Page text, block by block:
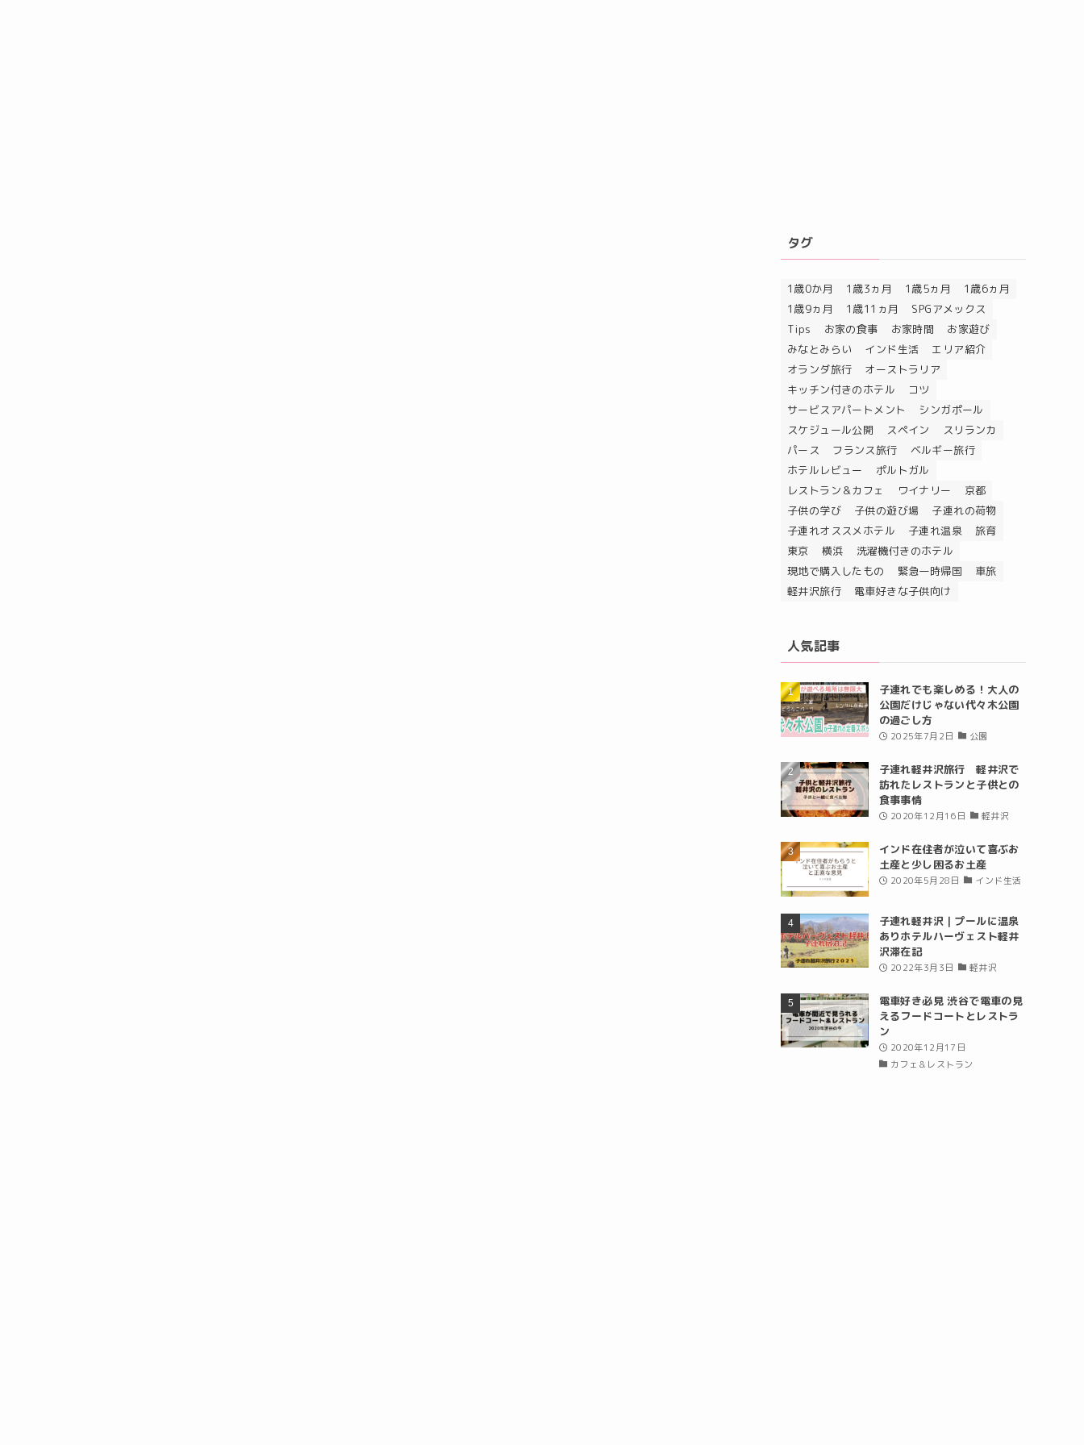
タグ
1歳0か月 1歳3ヵ月 1歳5ヵ月
1歳6ヵ月
1歳9ヵ月
1歳11ヵ月
SPGアメックス
Tips
お家の食事 お家時間
お家遊び
みなとみらい
インド生活
エリア紹介
オランダ旅行
オーストラリア
キッチン付きのホテル
コツ
サービスアパートメント
シンガポール
スケジュール公開
スペイン
スリランカ
パース
フランス旅行
ベルギー旅行
ホテルレビュー
ポルトガル
レストラン＆カフェ
ワイナリー
京都
子供の学び
子供の遊び場
子連れの荷物
子連れオススメホテル
子連れ温泉
旅育
東京
横浜
洗濯機付きのホテル
現地で購入したもの
緊急一時帰国
車旅
軽井沢旅行
電車好きな子供向け
人気記事
子連れでも楽しめる！大人の
公園だけじゃない代々木公園
の過ごし方
2025年7月2日 公園
子連れ軽井沢旅行 軽井沢で
訪れたレストランと子供との
食事事情
2020年12月16日 軽井沢
インド在住者が泣いて喜ぶお
土産と少し困るお土産
2020年5月28日 インド生活
子連れ軽井沢｜プールに温泉
ありホテルハーヴェスト軽井
沢滞在記
2022年3月3日 軽井沢
電車好き必見 渋谷で電車の見
えるフードコートとレストラ
ン
2020年12月17日
カフェ＆レストラン